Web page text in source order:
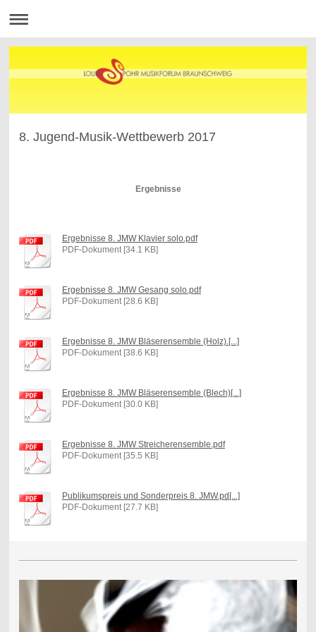
8. Jugend-Musik-Wettbewerb 2017
Ergebnisse
Ergebnisse 8. JMW Klavier solo.pdf
PDF-Dokument [34.1 KB]
Ergebnisse 8. JMW Gesang solo.pdf
PDF-Dokument [28.6 KB]
Ergebnisse 8. JMW Bläserensemble (Holz).[...]
PDF-Dokument [38.6 KB]
Ergebnisse 8. JMW Bläserensemble (Blech)[...]
PDF-Dokument [30.0 KB]
Ergebnisse 8. JMW Streicherensemble.pdf
PDF-Dokument [35.5 KB]
Publikumspreis und Sonderpreis 8. JMW.pd[...]
PDF-Dokument [27.7 KB]